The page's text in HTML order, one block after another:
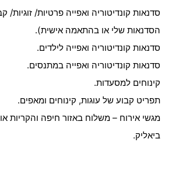
סדנאות קונדיטוריה ואפייה פרטיות/
הסדנאות שלי או בהתאמה אישית).
סדנאות קונדיטוריה ואפייה לילדים.
סדנאות קונדיטוריה ואפייה במתנסים.
קינוחים למסעדות.
תפריט קבוע של עוגות, קינוחים ומאפים.
מגשי אירוח – משלוח באזור חיפה והקריות
ביאליק.